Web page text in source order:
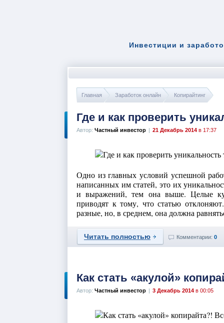
Инвестиции и
Главная Заработок онлайн Копирайтинг
Где и как проверить
Автор: Частный инвестор | 21 Декабрь 2014 в 17:37
Одно из главных условий успешной
написанных им статей, это их
и выражений, тем она выше. Целые
приводят к тому, что статью
разные, но, в среднем, она должна
Читать полностью Комментарии: 0
Как стать «акулой»
Автор: Частный инвестор | 3 Декабрь 2014 в 00:05